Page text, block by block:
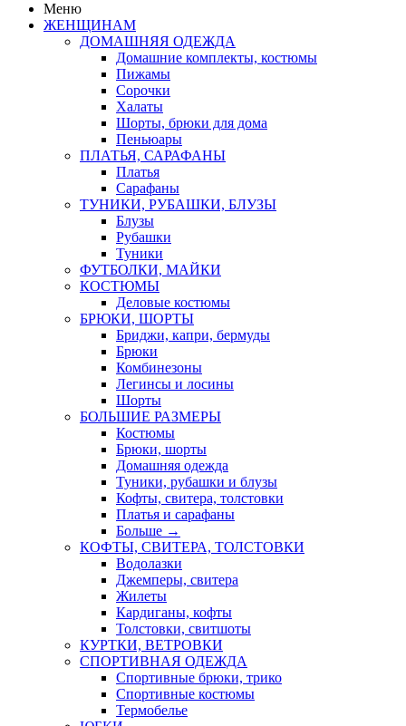
Меню
ЖЕНЩИНАМ
ДОМАШНЯЯ ОДЕЖДА
Домашние комплекты, костюмы
Пижамы
Сорочки
Халаты
Шорты, брюки для дома
Пеньюары
ПЛАТЬЯ, САРАФАНЫ
Платья
Сарафаны
ТУНИКИ, РУБАШКИ, БЛУЗЫ
Блузы
Рубашки
Туники
ФУТБОЛКИ, МАЙКИ
КОСТЮМЫ
Деловые костюмы
БРЮКИ, ШОРТЫ
Бриджи, капри, бермуды
Брюки
Комбинезоны
Легинсы и лосины
Шорты
БОЛЬШИЕ РАЗМЕРЫ
Костюмы
Брюки, шорты
Домашняя одежда
Туники, рубашки и блузы
Кофты, свитера, толстовки
Платья и сарафаны
Больше →
КОФТЫ, СВИТЕРА, ТОЛСТОВКИ
Водолазки
Джемперы, свитера
Жилеты
Кардиганы, кофты
Толстовки, свитшоты
КУРТКИ, ВЕТРОВКИ
СПОРТИВНАЯ ОДЕЖДА
Спортивные брюки, трико
Спортивные костюмы
Термобелье